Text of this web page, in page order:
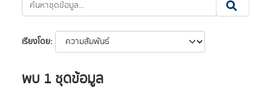
เรียงโดย
พบ 1 ชุดข้อมูล